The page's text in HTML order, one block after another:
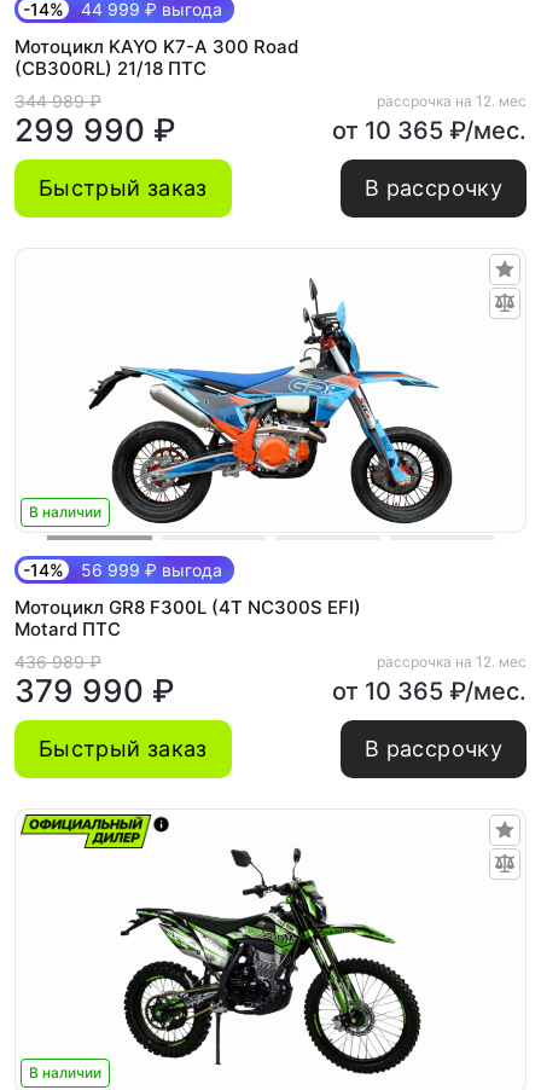
-14% 44 999 ₽ выгода
Мотоцикл KAYO K7-A 300 Road
(CB300RL) 21/18 ПТС
344 989 ₽
299 990 ₽
рассрочка на 12. мес
от 10 365 ₽/мес.
Быстрый заказ В рассрочку
В наличии
-14% 56 999 ₽ выгода
Мотоцикл GR8 F300L (4T NC300S EFI)
Motard ПТС
436 989 ₽
379 990 ₽
рассрочка на 12. мес
от 10 365 ₽/мес.
Быстрый заказ В рассрочку
В наличии